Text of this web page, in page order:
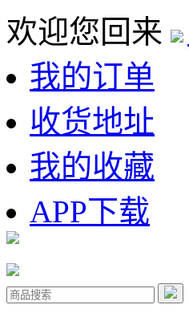
欢迎您回来
我的订单
收货地址
我的收藏
APP下载